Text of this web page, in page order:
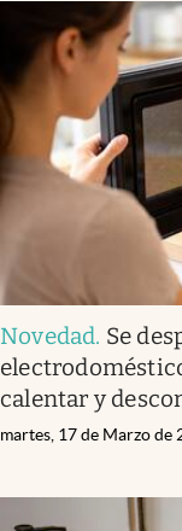
Novedad. Se
calentar y
martes, 17 de Marzo de